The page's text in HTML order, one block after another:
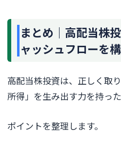
まとめ｜高配当株
ャッシュフローを
高配当株投資は、正しく取
所得」を生み出す力を持っ
ポイントを整理します。